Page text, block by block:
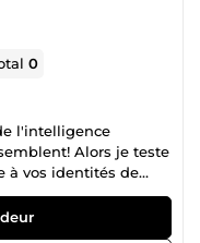
0
l'intelligence
Alors je teste
à vos identités de
Je suis expert en
une approche
(linocut) pour créer